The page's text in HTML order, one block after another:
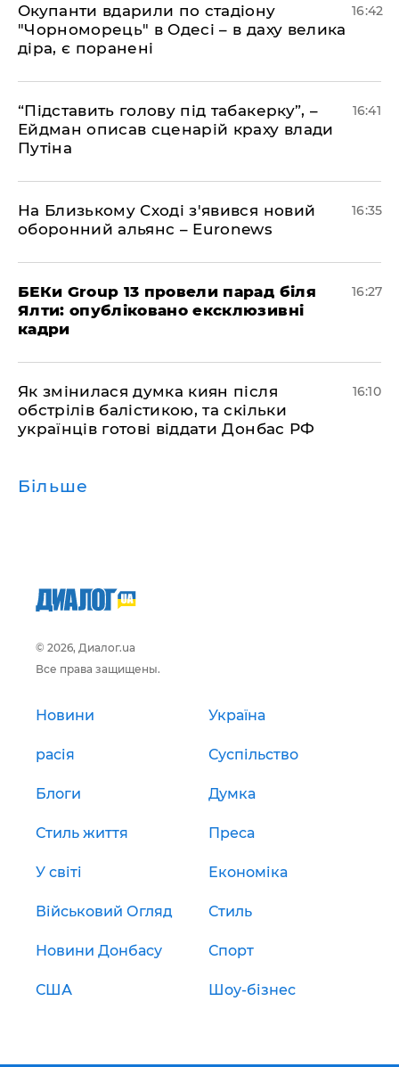
​Окупанти вдарили по стадіону
"Чорноморець" в Одесі – в даху велика
діра, є поранені
16:42
​“Підставить голову під табакерку”, –
Ейдман описав сценарій краху влади
Путіна
16:41
На Близькому Сході з'явився новий
оборонний альянс – Euronews
16:35
БЕКи Group 13 провели парад біля
Ялти: опубліковано ексклюзивні
кадри
16:27
Як змінилася думка киян після
обстрілів балістикою, та скільки
українців готові віддати Донбас РФ
16:10
Більше
© 2026, Диалог.ua
Все права защищены.
Новини Україна
расія Суспільство
Блоги Думка
Стиль життя Преса
У світі Економіка
Військовий Огляд Стиль
Новини Донбасу Спорт
США Шоу-бізнес